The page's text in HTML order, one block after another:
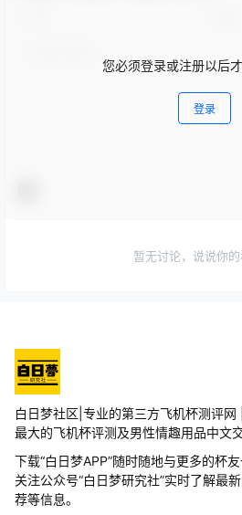
您必须登录或注册以后
登录
暂无讨论，说说你
白日梦社区|专业的第三方飞机杯测评
最大的飞机杯评测及男性情趣用品中文交
下载“白日梦APP”随时随地与更多的杯友
关注公众号“白日梦研究社”实时了解最
荐等信息。